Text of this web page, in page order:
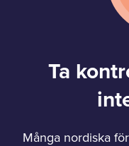
Ta
Många nordiska